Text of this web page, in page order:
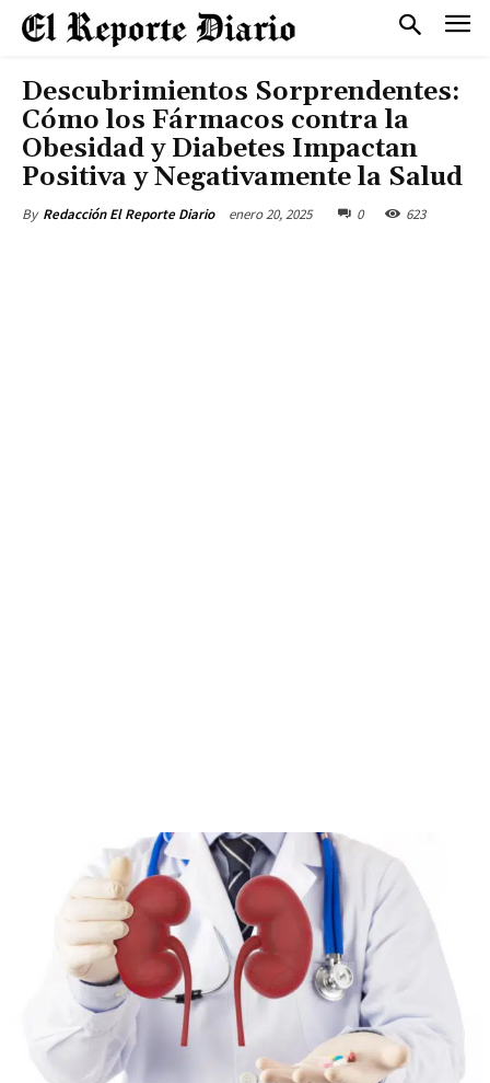
Descubrimientos Sorprendentes:
Cómo los Fármacos contra la
Obesidad y Diabetes Impactan
Positiva y Negativamente la Salud
By Redacción El Reporte Diario enero 20, 2025 0 623